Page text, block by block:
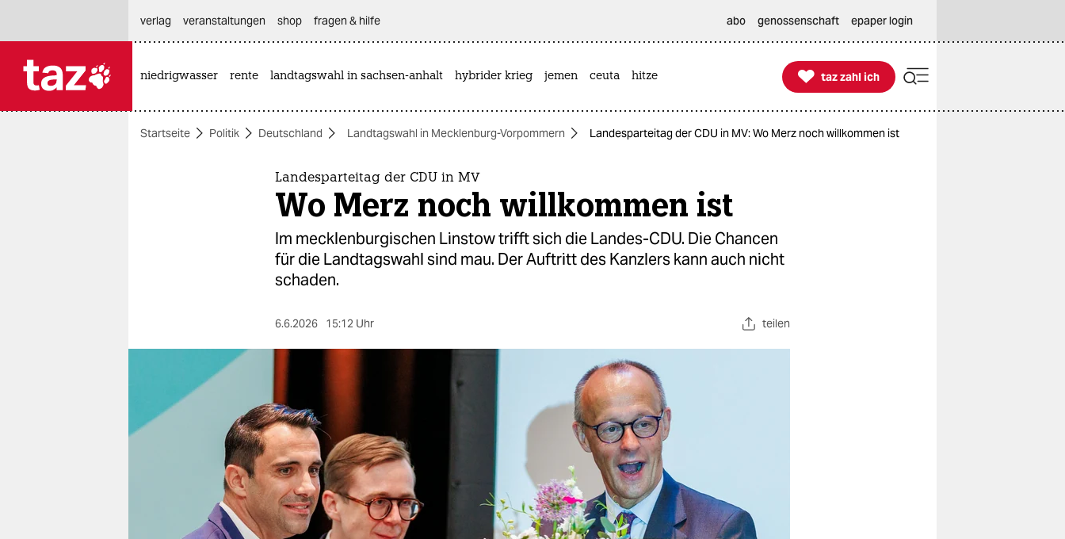
themen
wahrheit
veranstaltungen
verlag
veranstaltungen shop fragen & hilfe abo genossenschaft epaper login
niedrigwasser rente landtagswahl in sachsen-anhalt hybrider krieg jemen ceuta hitze 
taz zahl ich
taz zahl ich
Startseite Politik Deutschland Landtagswahl in Mecklenburg-Vorpommern Landesparteitag der CDU in MV: Wo Merz noch willkommen ist
Landesparteitag der CDU in MV
Wo Merz noch willkommen ist
Im mecklenburgischen Linstow trifft sich die Landes-CDU. Die Chancen
für die Landtagswahl sind mau. Der Auftritt des Kanzlers kann auch nicht
schaden.
6.6.2026 15:12 Uhr teilen